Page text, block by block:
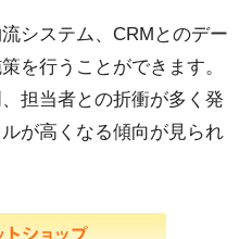
システム、CRMとのデー
を行うことができます。
担当者との折衝が多く発
が高くなる傾向が見られ